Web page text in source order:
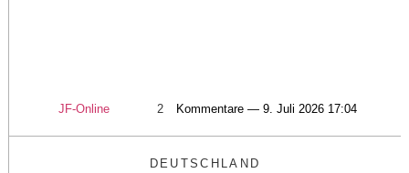
JF-Online 2 Kommentare — 9. Juli 2026 17:04
DEUTSCHLAND